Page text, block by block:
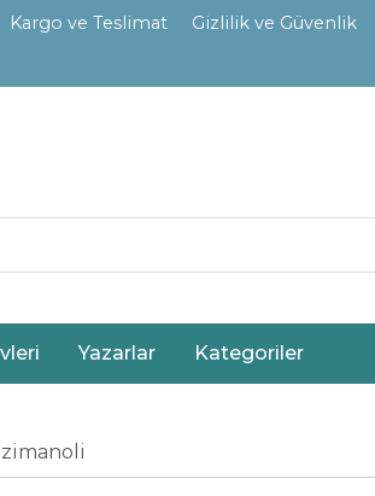
Kargo ve Teslimat Gizlilik ve Güvenlik
Yazarlar Kategoriler